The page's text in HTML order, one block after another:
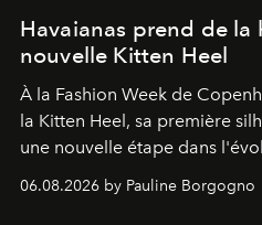
Havaianas prend de la
nouvelle Kitten Heel
À la Fashion Week de
la Kitten Heel, sa première
une nouvelle étape dans
06.08.2026 by Pauline Borgogno